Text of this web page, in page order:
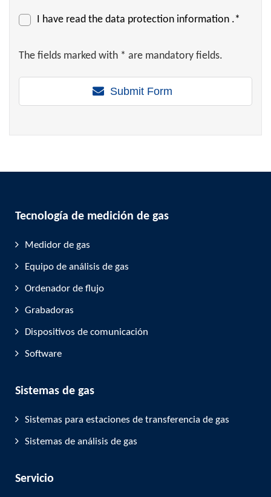
I have read the data protection information .*
The fields marked with * are mandatory fields.
Submit Form
Tecnología de medición de gas
Medidor de gas
Equipo de análisis de gas
Ordenador de flujo
Grabadoras
Dispositivos de comunicación
Software
Sistemas de gas
Sistemas para estaciones de transferencia de gas
Sistemas de análisis de gas
Servicio